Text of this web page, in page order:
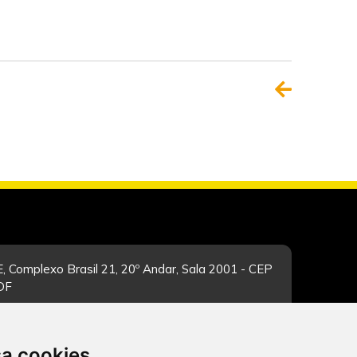
Complexo Brasil 21, 20º Andar, Sala 2001 - CEP